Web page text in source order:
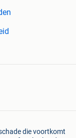
die voortkomt